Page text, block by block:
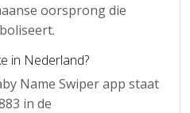
oorsprong die
in Nederland?
Name Swiper app staat
in de